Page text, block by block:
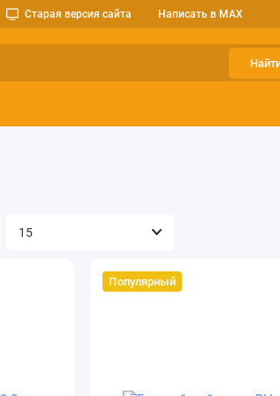
Старая версия сайта Написать в MAX
Популярный